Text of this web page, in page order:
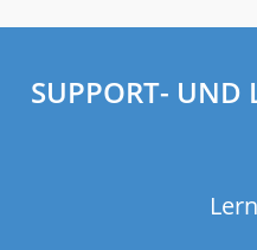
SUPPORT- UND